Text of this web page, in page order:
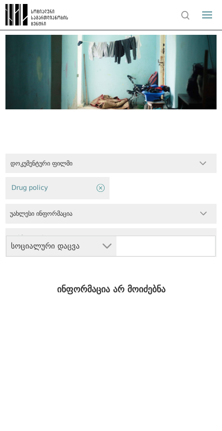
დოკუმენტური ფილმი
სოციალური დაცვა
Drug policy
უახლესი ინფორმაცია
ინფორმაცია არ მოიძებნა